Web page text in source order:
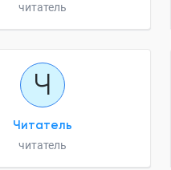
читатель
Ч
Читатель
читатель